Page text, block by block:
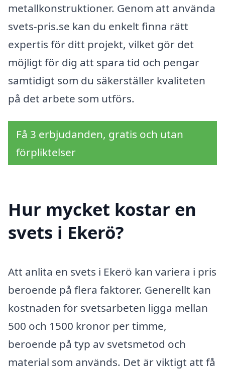
metallkonstruktioner. Genom att använda
svets-pris.se kan du enkelt finna rätt
expertis för ditt projekt, vilket gör det
möjligt för dig att spara tid och pengar
samtidigt som du säkerställer kvaliteten
på det arbete som utförs.
Få 3 erbjudanden, gratis och utan
förpliktelser
Hur mycket kostar en
svets i Ekerö?
Att anlita en svets i Ekerö kan variera i pris
beroende på flera faktorer. Generellt kan
kostnaden för svetsarbeten ligga mellan
500 och 1500 kronor per timme,
beroende på typ av svetsmetod och
material som används. Det är viktigt att få